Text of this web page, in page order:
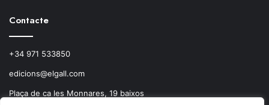
Contacte
+34 971 533850
edicions@elgall.com
Plaça de ca les Monnares, 19 baixos